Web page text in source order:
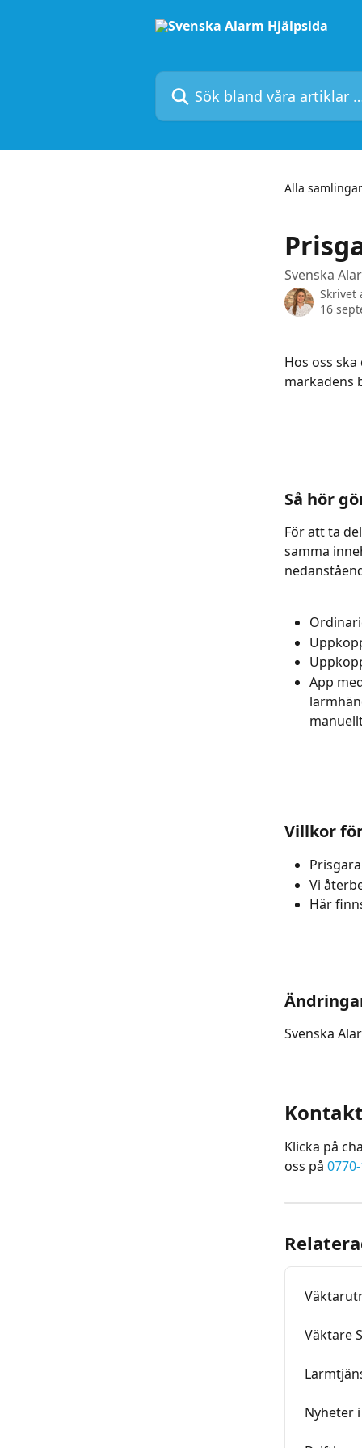
Sök bland våra artiklar …
Alla samlingar
Svenska
Skrivet
16
Hos oss
markadens
Så hör
För att ta
samma
App
Villkor
Vi
Här
Svenska
Klicka på
oss på
Väktare
Nyheter